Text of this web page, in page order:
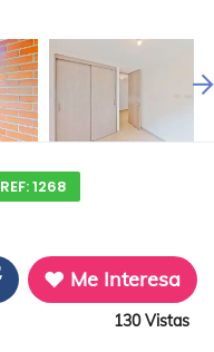
REF: 1268
Me Interesa
130 Vistas